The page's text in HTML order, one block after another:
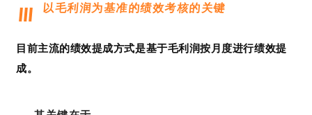
以毛利润为基准的绩效考核的关键
目前主流的绩效提成方式是基于毛利润按月度进行绩效提
成。